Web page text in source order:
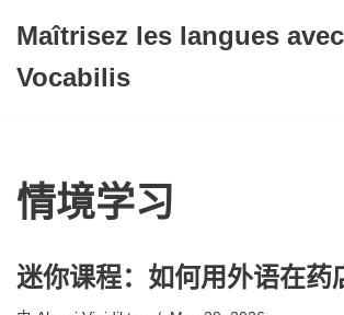
至
Maîtrisez les langues avec
Vocabilis
情境学习
迷你课程：如何用外语在药